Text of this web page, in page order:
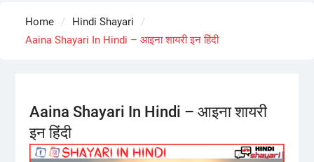
Home
Hindi Shayari
Aaina Shayari In Hindi – आइना शायरी इन हिंदी
Aaina Shayari In Hindi – आइना शायरी
इन हिंदी